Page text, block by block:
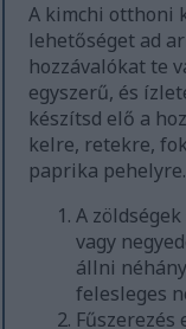
A kimchi otthoni
lehetőséget ad
hozzávalókat te
egyszerű, és
készítsd elő a
kelre, retekre,
paprika pehelyre.
A
vagy
állni
felesleges